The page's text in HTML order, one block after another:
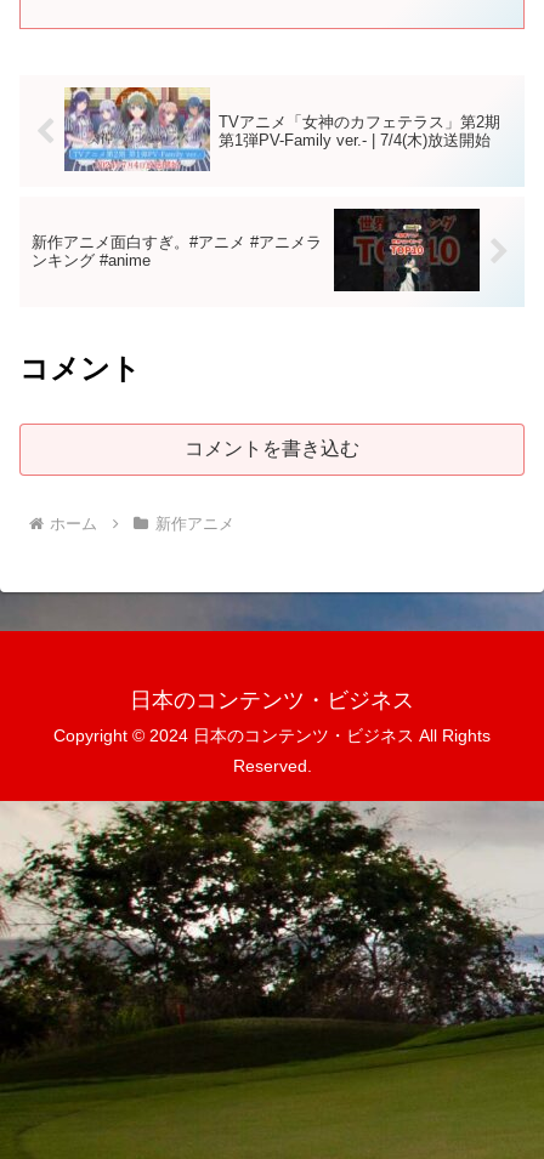
TVアニメ「女神のカフェテラス」第2期
第1弾PV-Family ver.- | 7/4(木)放送開始
新作アニメ面白すぎ。#アニメ #アニメラ
ンキング #anime
コメント
コメントを書き込む
ホーム 新作アニメ
日本のコンテンツ・ビジネス
Copyright © 2024 日本のコンテンツ・ビジネス All Rights
Reserved.